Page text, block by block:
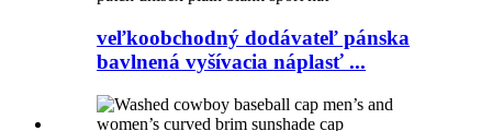
veľkoobchodný dodávateľ pánska
bavlnená vyšívacia náplasť ...